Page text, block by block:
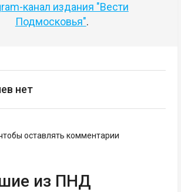
канал издания "Вести
Подмосковья".
нет
оставлять комментарии
из ПНД